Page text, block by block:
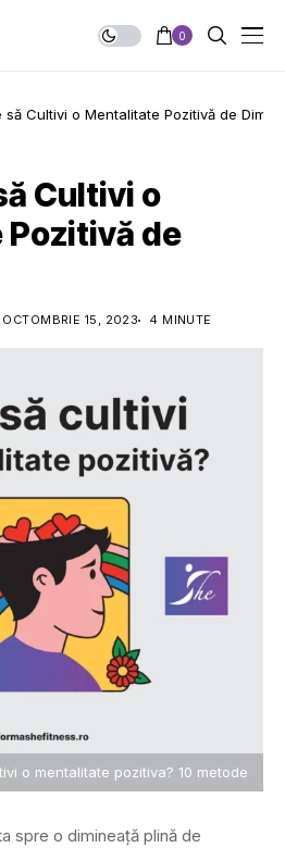
0
să Cultivi o Mentalitate Pozitivă de
Cultivi o
de
OCTOMBRIE 15, 2023
4 MINUTE
o mentalitate pozitiva? 10 metode
spre o dimineață plină de